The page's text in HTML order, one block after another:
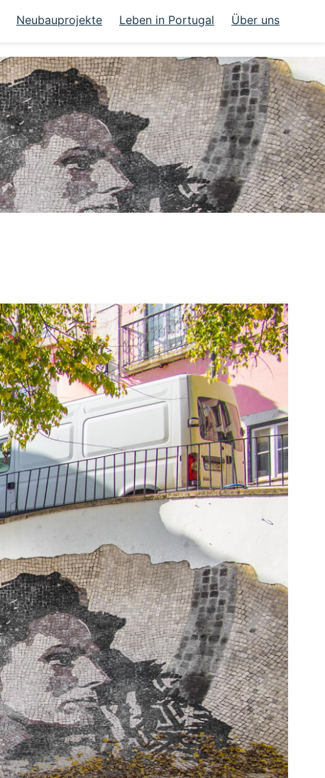
Neubauprojekte Leben in Portugal Über uns